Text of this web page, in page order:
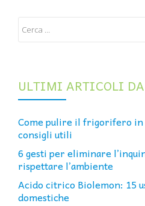
ULTIMI ARTICOLI
Come pulire il frigorifero
consigli utili
6 gesti per eliminare
rispettare l’ambiente
Acido citrico Biolemon: 15
domestiche